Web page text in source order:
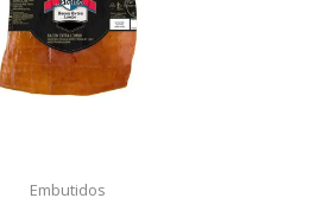
Embutidos